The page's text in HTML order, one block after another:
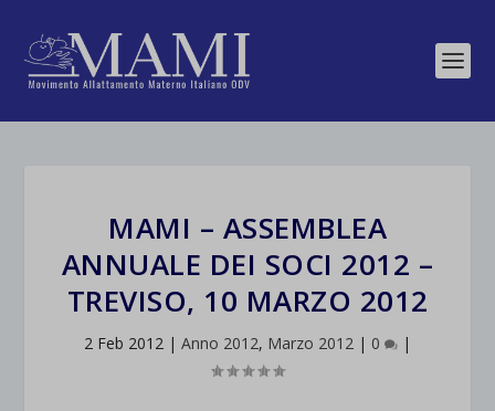
MAMI – ASSEMBLEA
ANNUALE DEI SOCI 2012 –
TREVISO, 10 MARZO 2012
2 Feb 2012 | Anno 2012, Marzo 2012 | 0 |